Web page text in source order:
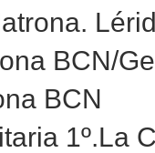
BCN/
BCN
1º.La